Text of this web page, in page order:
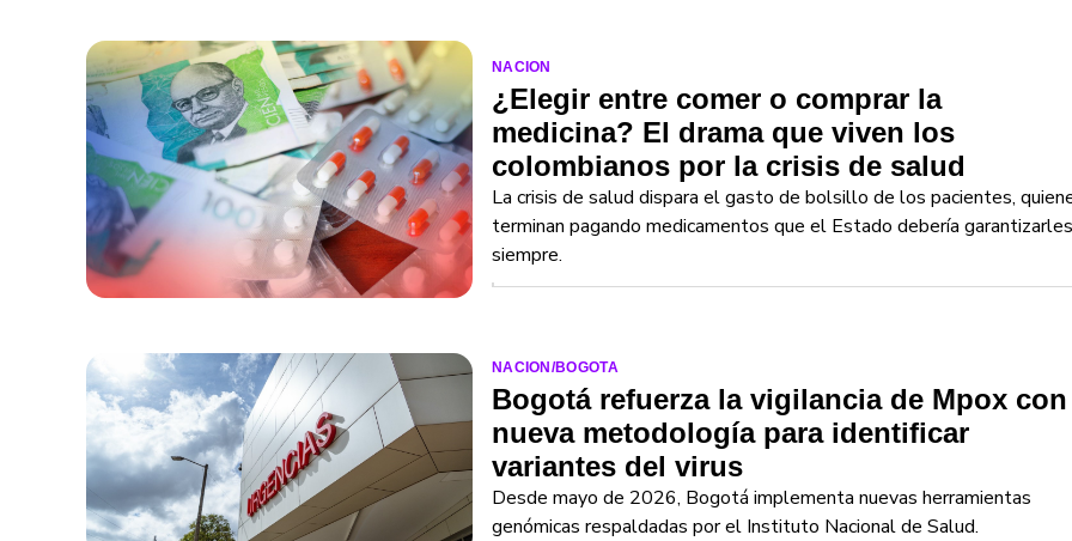
NACION
¿Elegir entre comer o comprar la
medicina? El drama que viven los
colombianos por la crisis de salud
La crisis de salud dispara el gasto de bolsillo de los pacientes,
terminan pagando medicamentos que el Estado debería garantizarles
siempre.
NACION/BOGOTA
Bogotá refuerza la vigilancia de Mpox con
nueva metodología para identificar
variantes del virus
Desde mayo de 2026, Bogotá implementa nuevas herramientas
genómicas respaldadas por el Instituto Nacional de Salud.